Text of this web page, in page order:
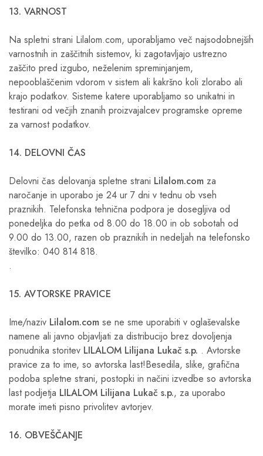
13. VARNOST
Na spletni strani Lilalom.com, uporabljamo več najsodobnejših
varnostnih in zaščitnih sistemov, ki zagotavljajo ustrezno
zaščito pred izgubo, neželenim spreminjanjem,
nepooblaščenim vdorom v sistem ali kakršno koli zlorabo ali
krajo podatkov. Sisteme katere uporabljamo so unikatni in
testirani od večjih znanih proizvajalcev programske opreme
za varnost podatkov.
14. DELOVNI ČAS
Delovni čas delovanja spletne strani Lilalom.com za
naročanje in uporabo je 24 ur 7 dni v tednu ob vseh
praznikih. Telefonska tehnična podpora je dosegljiva od
ponedeljka do petka od 8.00 do 18.00 in ob sobotah od
9.00 do 13.00, razen ob praznikih in nedeljah na telefonsko
številko: 040 814 818.
.
15. AVTORSKE PRAVICE
Ime/naziv Lilalom.com se ne sme uporabiti v oglaševalske
namene ali javno objavljati za distribucijo brez dovoljenja
ponudnika storitev LILALOM Lilijana Lukač s.p. . Avtorske
pravice za to ime, so avtorska last!Besedila, slike, grafična
podoba spletne strani, postopki in načini izvedbe so avtorska
last podjetja LILALOM Lilijana Lukač s.p., za uporabo
morate imeti pisno privolitev avtorjev.
16. OBVEŠČANJE